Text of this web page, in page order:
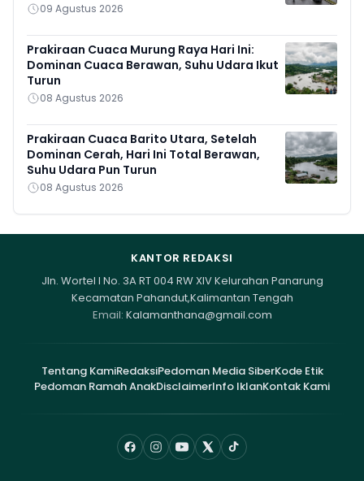
09 Agustus 2026
Prakiraan Cuaca Murung Raya Hari Ini:
Dominan Cuaca Berawan, Suhu Udara Ikut
Turun
08 Agustus 2026
Prakiraan Cuaca Barito Utara, Setelah
Dominan Cerah, Hari Ini Total Berawan,
Suhu Udara Pun Turun
08 Agustus 2026
KANTOR REDAKSI
Jln. Wortel I No. 3A RT 004 RW XIV Kelurahan Panarung
Kecamatan Pahandut,Kalimantan Tengah
Email: Kalamanthana@gmail.com
Tentang KamiRedaksiPedoman Media SiberKode Etik
Pedoman Ramah AnakDisclaimerInfo IklanKontak Kami